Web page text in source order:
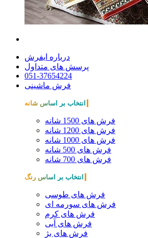
درباره ایفرش
پرسش های متداول
051-37654224
فرش ماشینی
انتخاب بر اساس شانه
فرش های 1500 شانه
فرش های 1200 شانه
فرش های 1000 شانه
فرش های 500 شانه
فرش های 700 شانه
انتخاب بر اساس رنگ
فرش های طوسی
فرش های سورمه ای
فرش های کرم
فرش های آبی
فرش های بژ